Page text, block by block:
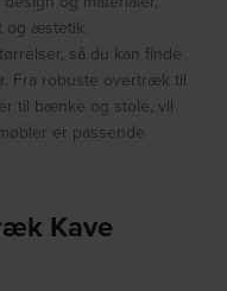
og æstetik.
så du kan finde
Fra robuste overtræk til
til bænke og stole, vil
er passende
Kave